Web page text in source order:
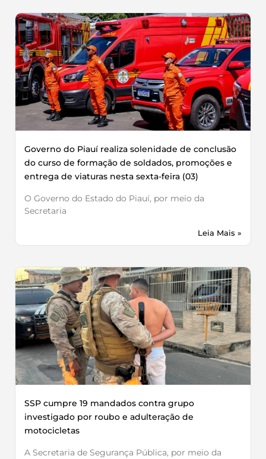
Governo do Piauí realiza solenidade de conclusão
do curso de formação de soldados, promoções e
entrega de viaturas nesta sexta-feira (03)
O Governo do Estado do Piauí, por meio da
Secretaria
Leia Mais »
SSP cumpre 19 mandados contra grupo
investigado por roubo e adulteração de
motocicletas
A Secretaria de Segurança Pública, por meio da